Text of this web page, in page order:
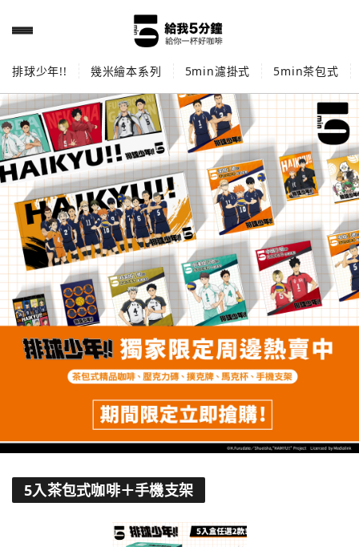
排球少年!! 幾米繪本系列 5min濾掛式 5min茶包式
5入茶包式咖啡＋手機支架